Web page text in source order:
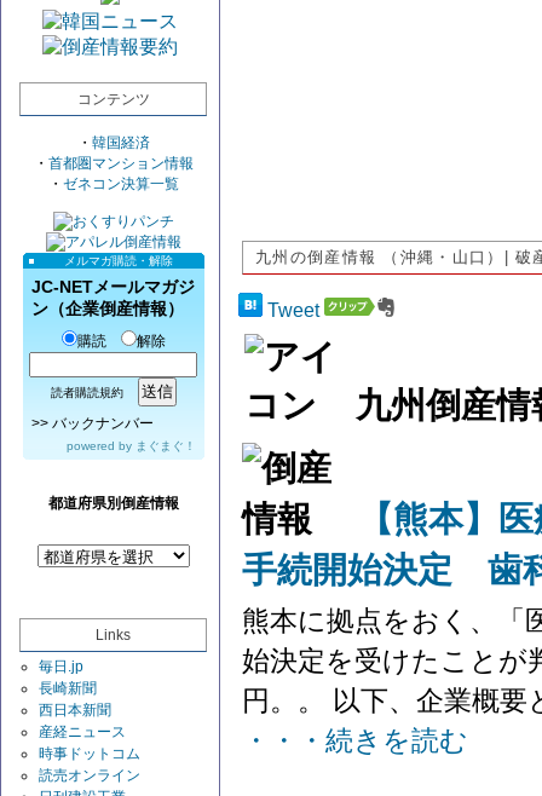
コンテンツ
・ 韓国経済
・ 首都圏マンション情報
・ ゼネコン決算一覧
メルマガ購読・解除
JC-NETメールマガジ
ン（企業倒産情報）
購読 解除
読者購読規約
>> バックナンバー
powered by まぐまぐ！
都道府県別倒産情報
Links
毎日.jp
長崎新聞
西日本新聞
産経ニュース
時事ドットコム
読売オンライン
九州の倒産情報 （沖縄・山口）| 破
Tweet
九州倒産情
【熊本】
手続開始決定 歯
熊本に拠点をおく、「
始決定を受けたことが
円。。 以下、企業概
・・・続きを読む